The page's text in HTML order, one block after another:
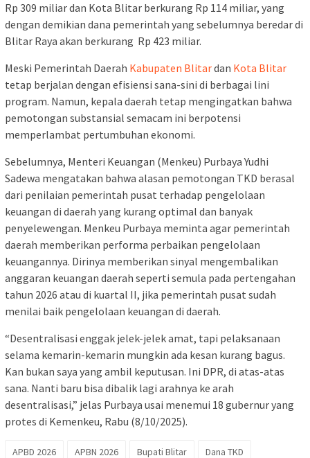
Rp 309 miliar dan Kota Blitar berkurang Rp 114 miliar, yang
dengan demikian dana pemerintah yang sebelumnya beredar di
Blitar Raya akan berkurang Rp 423 miliar.
Meski Pemerintah Daerah Kabupaten Blitardan Kota Blitar
tetap berjalan dengan efisiensi sana-sini di berbagai lini
program. Namun, kepala daerah tetap mengingatkan bahwa
pemotongan substansial semacam ini berpotensi
memperlambat pertumbuhan ekonomi.
Sebelumnya, Menteri Keuangan (Menkeu) Purbaya Yudhi
Sadewa mengatakan bahwa alasan pemotongan TKD berasal
dari penilaian pemerintah pusat terhadap pengelolaan
keuangan di daerah yang kurang optimal dan banyak
penyelewengan. Menkeu Purbaya meminta agar pemerintah
daerah memberikan performa perbaikan pengelolaan
keuangannya. Dirinya memberikan sinyal mengembalikan
anggaran keuangan daerah seperti semula pada pertengahan
tahun 2026 atau di kuartal II, jika pemerintah pusat sudah
menilai baik pengelolaan keuangan di daerah.
“Desentralisasi enggak jelek-jelek amat, tapi pelaksanaan
selama kemarin-kemarin mungkin ada kesan kurang bagus.
Kan bukan saya yang ambil keputusan. Ini DPR, di atas-atas
sana. Nanti baru bisa dibalik lagi arahnya ke arah
desentralisasi,” jelas Purbaya usai menemui 18 gubernur yang
protes di Kemenkeu, Rabu (8/10/2025).
APBD 2026 APBN 2026 Bupati Blitar Dana TKD